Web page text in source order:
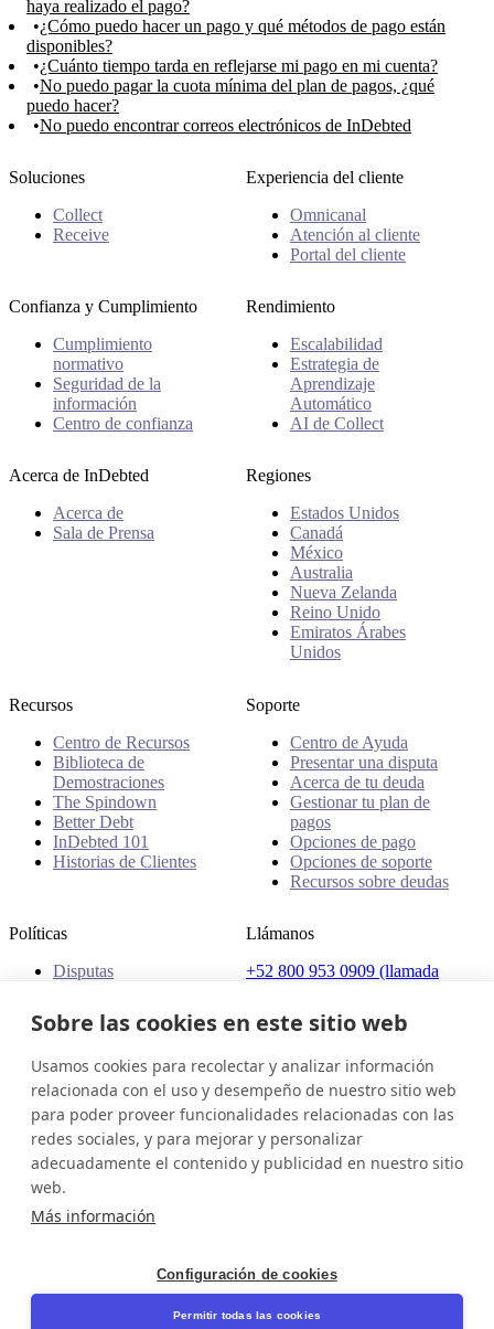
haya realizado el pago?
¿Cómo puedo hacer un pago y qué métodos de pago están
disponibles?
¿Cuánto tiempo tarda en reflejarse mi pago en mi cuenta?
No puedo pagar la cuota mínima del plan de pagos, ¿qué
puedo hacer?
No puedo encontrar correos electrónicos de InDebted
Soluciones
Collect
Receive
Experiencia del cliente
Omnicanal
Atención al cliente
Portal del cliente
Confianza y Cumplimiento
Cumplimiento
normativo
Seguridad de la
información
Centro de confianza
Rendimiento
Escalabilidad
Estrategia de
Aprendizaje
Automático
AI de Collect
Acerca de InDebted
Acerca de
Sala de Prensa
Regiones
Estados Unidos
Canadá
México
Australia
Nueva Zelanda
Reino Unido
Emiratos Árabes
Unidos
Recursos
Centro de Recursos
Biblioteca de
Demostraciones
The Spindown
Better Debt
InDebted 101
Historias de Clientes
Soporte
Centro de Ayuda
Presentar una disputa
Acerca de tu deuda
Gestionar tu plan de
pagos
Opciones de pago
Opciones de soporte
Recursos sobre deudas
Políticas
Disputas
Políticas
Llámanos
+52 800 953 0909 (llamada
Dirección
Av. Presidente Masaryk 111,
Col. Polanco, Del.Miguel
Hidalgo, C.P. 11560, Ciudad
de México, México
México (Español)
Ponte en contacto
LinkedIn
Sobre las cookies en este sitio web
Usamos cookies para recolectar y analizar información
relacionada con el uso y desempeño de nuestro sitio web
para poder proveer funcionalidades relacionadas con las
redes sociales, y para mejorar y personalizar
adecuadamente el contenido y publicidad en nuestro sitio
web.
Más información
Configuración de cookies
Permitir todas las cookies